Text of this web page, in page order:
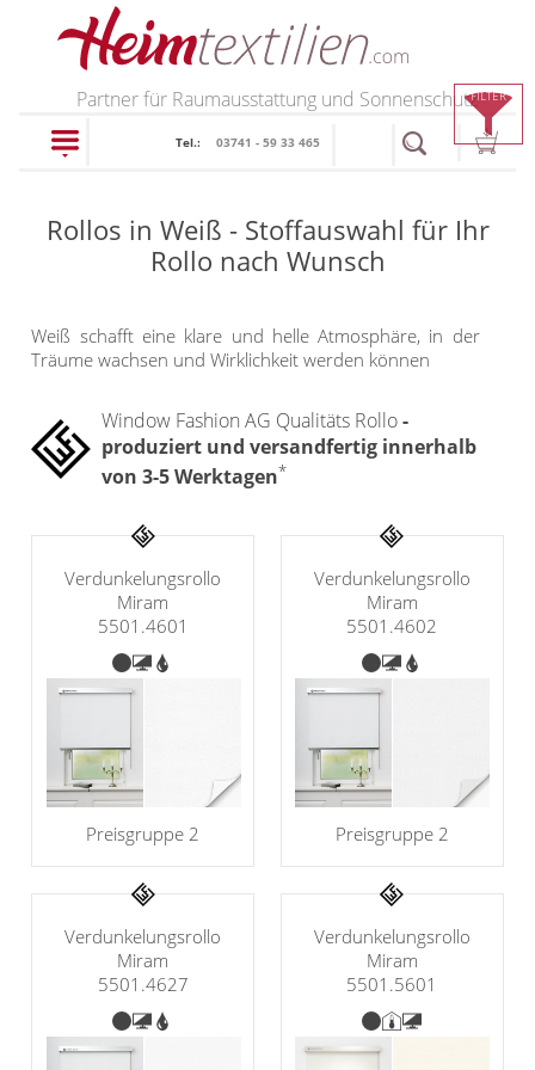
PRODUKTE
Faltstores in
Wabenplissee
Verdunklungsplissee
Sonnenschutz Plissee
Plissee mit Muster
Plissee günstig
Bildergalerie
Plissee Befestigungen
Plissee Messanleitung
Plissee Waschanleitung
Schienensysteme
Zubehör / Ersatzteile
Rollos nach Maß
Rollos in Standardgrößen
Thermo Rollo
Doppelrollo
Klemmrollo
Rollo Kinderzimmer
Bambusrollo
Rollo mit Motiv & Muster
Rollo Modelle
Rollo Ersatzteile &
Zubehör
Dachfenster Rollo
Raffrollo
Raffrollos nach Maß
Raffrollos günstig
Flächenvorhang
Flächenvorhang nach
Lamellenvorhang
Partner für Raumausstattung und Sonnenschutz
Tel.: 03741 - 59 33 465
FILTER
Rollos in Weiß - Stoffauswahl für Ihr
Rollo nach Wunsch
Weiß schafft eine klare und helle Atmosphäre, in der
Träume wachsen und Wirklichkeit werden können
Window Fashion AG Qualitäts Rollo-
produziert und versandfertig innerhalb
von 3-5 Werktagen*
Verdunkelungsrollo
Miram
5501.4601
Preisgruppe 2
Verdunkelungsrollo
Miram
5501.4602
Preisgruppe 2
Verdunkelungsrollo
Miram
5501.4627
Verdunkelungsrollo
Miram
5501.5601